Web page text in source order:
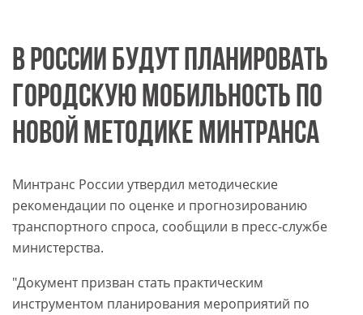
В РОССИИ БУДУТ ПЛАНИРОВАТЬ
ГОРОДСКУЮ МОБИЛЬНОСТЬ ПО
НОВОЙ МЕТОДИКЕ МИНТРАНСА
Минтранс России утвердил методические
рекомендации по оценке и прогнозированию
транспортного спроса, сообщили в пресс-службе
министерства.
"Документ призван стать практическим
инструментом планирования мероприятий по